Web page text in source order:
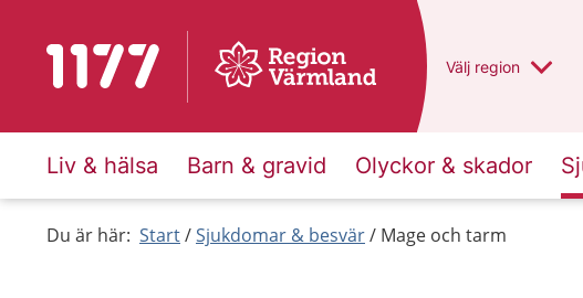
Till startsidan för 1177 Du har valt region
Välj en annan
region
Liv & hälsa Barn & gravid Olyckor & skador
Du är här: Start Sjukdomar & besvär Mage och tarm